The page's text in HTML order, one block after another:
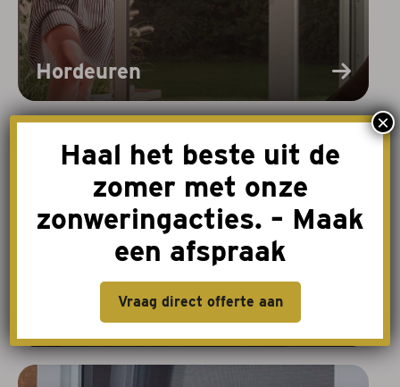
Hordeuren
Inzethor
Haal het beste uit de
zomer met onze
zonweringacties. – Maak
een afspraak
Vraag direct offerte aan
×